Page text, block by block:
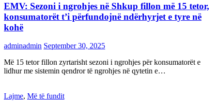
EMV: Sezoni i ngrohjes në Shkup fillon më 15 tetor,
konsumatorët t’i përfundojnë ndërhyrjet e tyre në
kohë
adminadmin September 30, 2025
Më 15 tetor fillon zyrtarisht sezoni i ngrohjes për konsumatorët e
lidhur me sistemin qendror të ngrohjes në qytetin e…
Lajme, Më të fundit